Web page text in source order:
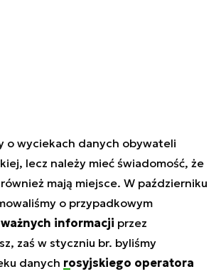
o wyciekach danych obywateli
lecz należy mieć świadomość, że
mają miejsce. W październiku
o przypadkowym
informacji przez
zaś w styczniu br. byliśmy
danych rosyjskiego operatora